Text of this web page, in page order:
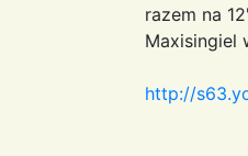
razem na
Maxisingiel
http://